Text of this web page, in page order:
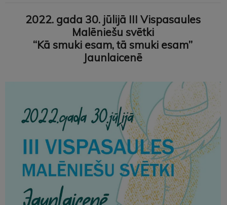
2022. gada 30. jūlijā III Vispasaules
Malēniešu svētki
“Kā smuki esam, tā smuki esam”
Jaunlaicenē